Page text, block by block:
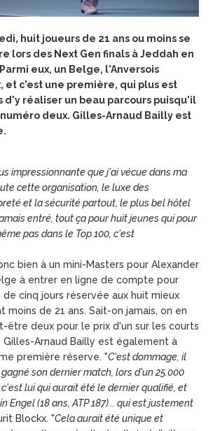
huit joueurs de 21 ans ou moins se
lors des Next Gen finals à Jeddah en
eux, un Belge, l'Anversois
et c'est une première, qui plus est
d'y réaliser un beau parcours puisqu'il
deux. Gilles-Arnaud Bailly est
impressionnante que j'ai vécue dans ma
cette organisation, le luxe des
et la sécurité partout, le plus bel hôtel
entré, tout ça pour huit jeunes qui pour
pas dans le Top 100, c'est
bien à un mini-Masters pour Alexander
à entrer en ligne de compte pour
cinq jours réservée aux huit mieux
moins de 21 ans. Sait-on jamais, on en
être deux pour le prix d'un sur les courts
Gilles-Arnaud Bailly est également à
première réserve. "C'est dommage, il
son dernier match, lors d'un 25.000
lui qui aurait été le dernier qualifié, et
Engel (18 ans, ATP 187)... qui est justement
Blockx. "Cela aurait été unique et